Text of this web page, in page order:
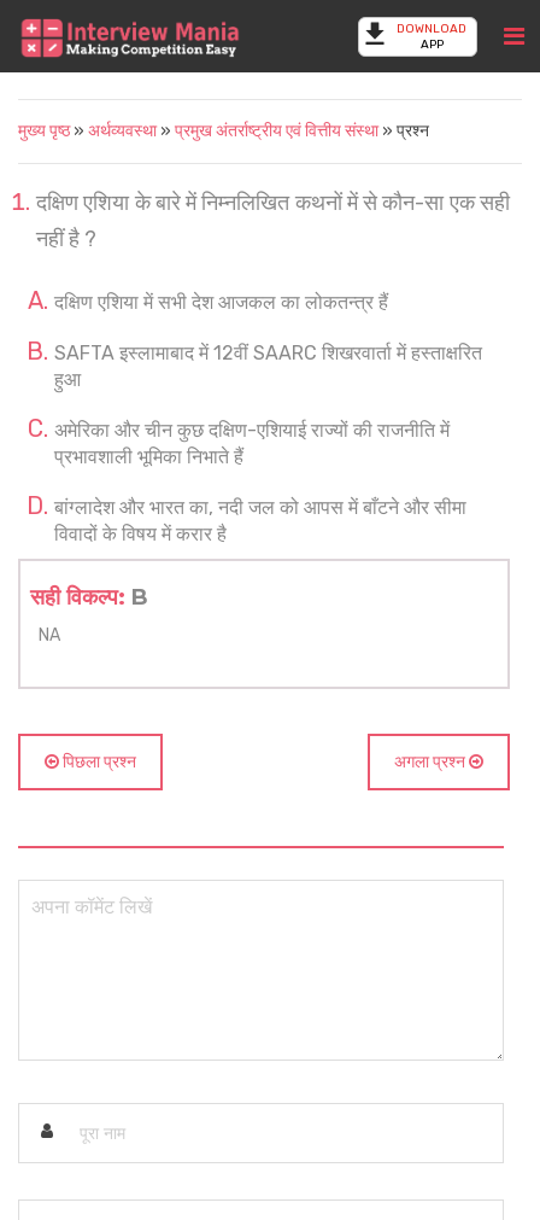
DOWNLOAD
APP
मुख्य पृष्ठ» अर्थव्यवस्था» प्रमुख अंतर्राष्ट्रीय एवं वित्तीय संस्था» प्रश्न
दक्षिण एशिया के बारे में निम्नलिखित कथनों में से कौन-सा एक सही
नहीं है ?
दक्षिण एशिया में सभी देश आजकल का लोकतन्त्र हैं
SAFTA इस्लामाबाद में 12वीं SAARC शिखरवार्ता में हस्ताक्षरित
हुआ
अमेरिका और चीन कुछ दक्षिण-एशियाई राज्यों की राजनीति में
प्रभावशाली भूमिका निभाते हैं
बांग्लादेश और भारत का, नदी जल को आपस में बाँटने और सीमा
विवादों के विषय में करार है
सही विकल्प: B
NA
पिछला प्रश्न अगला प्रश्न